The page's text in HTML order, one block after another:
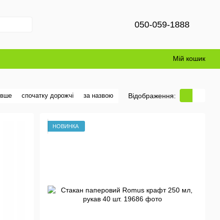
050-059-1888
Мій кошик
спочатку дорожчі за назвою Відображення:
НОВИНКА